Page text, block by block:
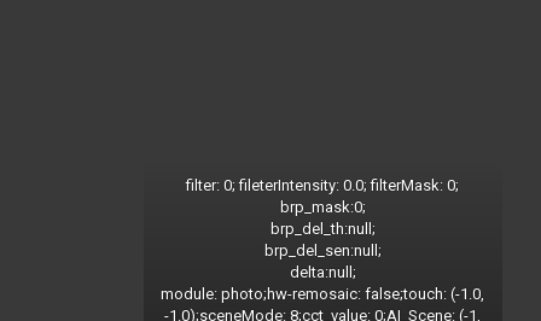
filter: 0; fileterIntensity: 0.0; filterMask: 0;
brp_mask:0;
brp_del_th:null;
brp_del_sen:null;
delta:null;
module: photo;hw-remosaic: false;touch: (-1.0,
-1.0);sceneMode: 8;cct_value: 0;AI_Scene: (-1,